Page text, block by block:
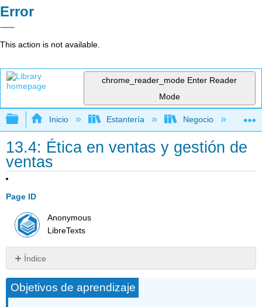
Error
This action is not available.
chrome_reader_mode Enter Reader
Mode
Expandir/contraer jerarquía global
Inicio Estantería Negocio
13.4: Ética en ventas y gestión de
ventas
Page ID
Anonymous
LibreTexts
Índice
éticos
comunes
Objetivos de aprendizaje